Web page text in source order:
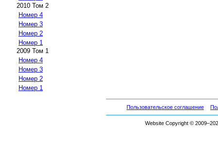
2010 Том 2
Номер 4
Номер 3
Номер 2
Номер 1
2009 Том 1
Номер 4
Номер 3
Номер 2
Номер 1
Пользовательское соглашение
Website Copyright ©